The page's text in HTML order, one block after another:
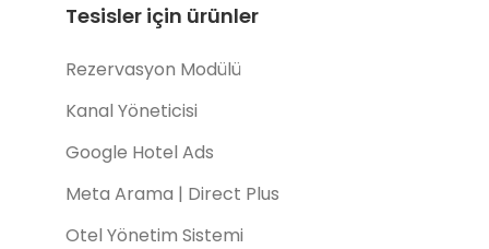
Tesisler için ürünler
Rezervasyon Modülü
Kanal Yöneticisi
Google Hotel Ads
Meta Arama | Direct Plus
Otel Yönetim Sistemi